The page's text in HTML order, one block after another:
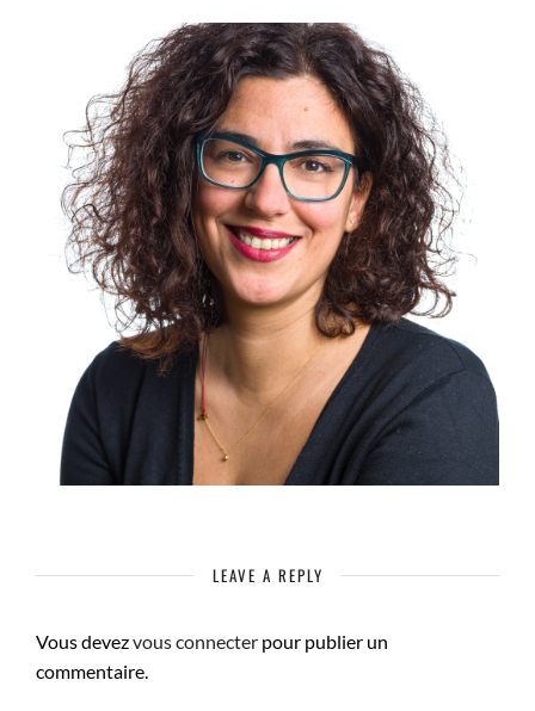
LEAVE A REPLY
Vous devezvous connecter pour publier un
commentaire.